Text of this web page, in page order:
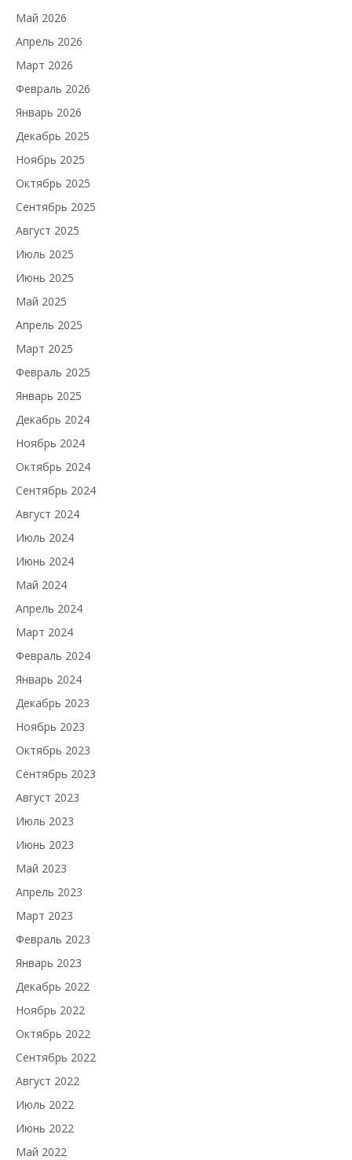
Май 2026
Апрель 2026
Март 2026
Февраль 2026
Январь 2026
Декабрь 2025
Ноябрь 2025
Октябрь 2025
Сентябрь 2025
Август 2025
Июль 2025
Июнь 2025
Май 2025
Апрель 2025
Март 2025
Февраль 2025
Январь 2025
Декабрь 2024
Ноябрь 2024
Октябрь 2024
Сентябрь 2024
Август 2024
Июль 2024
Июнь 2024
Май 2024
Апрель 2024
Март 2024
Февраль 2024
Январь 2024
Декабрь 2023
Ноябрь 2023
Октябрь 2023
Сентябрь 2023
Август 2023
Июль 2023
Июнь 2023
Май 2023
Апрель 2023
Март 2023
Февраль 2023
Январь 2023
Декабрь 2022
Ноябрь 2022
Октябрь 2022
Сентябрь 2022
Август 2022
Июль 2022
Июнь 2022
Май 2022